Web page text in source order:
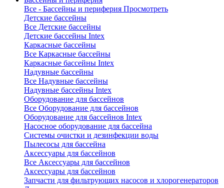
Все - Бассейны и периферия Просмотреть
Детские бассейны
Все Детские бассейны
Детские бассейны Intex
Каркасные бассейны
Все Каркасные бассейны
Каркасные бассейны Intex
Надувные бассейны
Все Надувные бассейны
Надувные бассейны Intex
Оборудование для бассейнов
Все Оборудование для бассейнов
Оборудование для бассейнов Intex
Насосное оборудование для бассейна
Системы очистки и дезинфекции воды
Пылесосы для бассейна
Аксессуары для бассейнов
Все Аксессуары для бассейнов
Аксессуары для бассейнов
Запчасти для фильтрующих насосов и хлорогенераторов